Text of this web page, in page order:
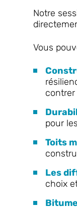
Notre
Vous
pour
Toits
Les
choix